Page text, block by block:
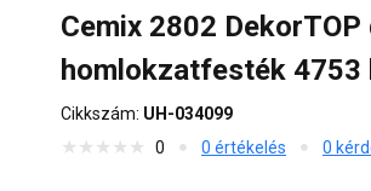
Cemix 2802
homlokzatfesték 4753
Cikkszám: UH-034099
0
0 értékelés 0